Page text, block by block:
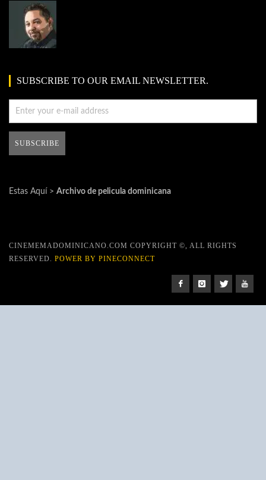
SUBSCRIBE TO OUR EMAIL NEWSLETTER.
Estas Aquí > Archivo de pelicula dominicana
CINEMEMADOMINICANO.COM COPYRIGHT ©, ALL RIGHTS
RESERVED. POWER BY PINECONNECT